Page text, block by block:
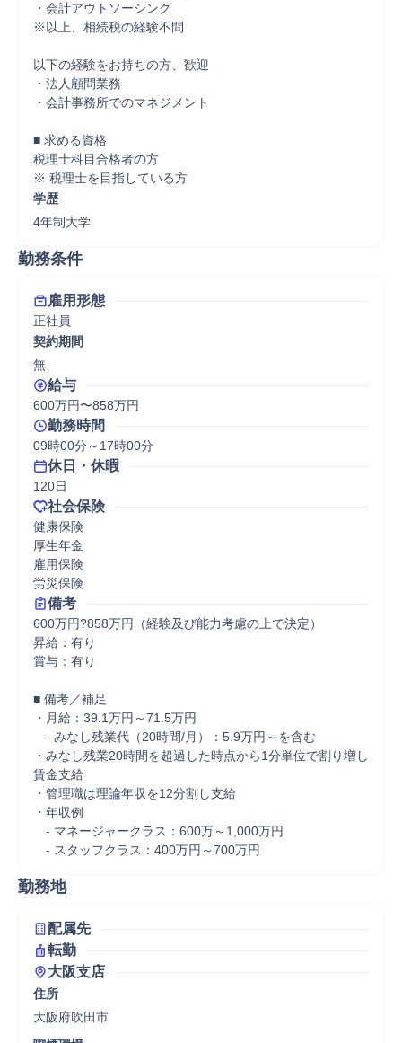
・会計アウトソーシング
※以上、相続税の経験不問
以下の経験をお持ちの方、歓迎
・法人顧問業務
・会計事務所でのマネジメント
■ 求める資格
税理士科目合格者の方
※ 税理士を目指している方
学歴
4年制大学
勤務条件
雇用形態
正社員
契約期間
無
給与
600万円〜858万円
勤務時間
09時00分～17時00分
休日・休暇
120日
社会保険
健康保険
厚生年金
雇用保険
労災保険
備考
600万円?858万円（経験及び能力考慮の上で決定）
昇給：有り
賞与：有り
■ 備考／補足
・月給：39.1万円～71.5万円
- みなし残業代（20時間/月）：5.9万円～を含む
・みなし残業20時間を超過した時点から1分単位で割り増し
賃金支給
・管理職は理論年収を12分割し支給
・年収例
- マネージャークラス：600万～1,000万円
- スタッフクラス：400万円～700万円
勤務地
配属先
転勤
大阪支店
住所
大阪府吹田市